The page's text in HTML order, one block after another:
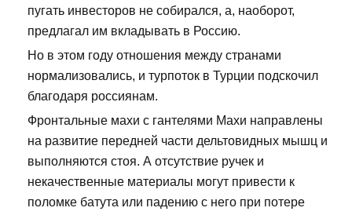
пугать инвесторов не собирался, а, наоборот,
предлагал им вкладывать в Россию.
Но в этом году отношения между странами
нормализовались, и турпоток в Турции подскочил
благодаря россиянам.
Фронтальные махи с гантелями Махи направлены
на развитие передней части дельтовидных мышц и
выполняются стоя. А отсутствие ручек и
некачественные материалы могут привести к
поломке батута или падению с него при потере